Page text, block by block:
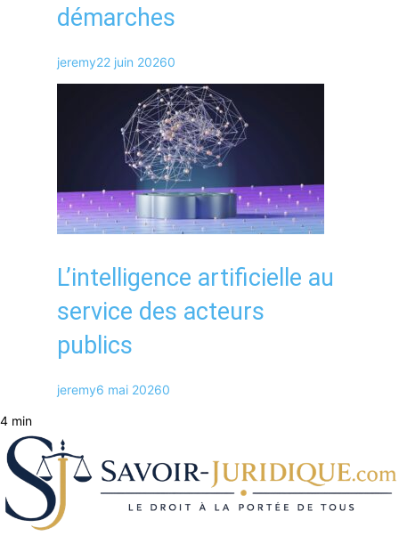
démarches
jeremy22 juin 20260
L’intelligence artificielle au
service des acteurs
publics
jeremy6 mai 20260
4 min